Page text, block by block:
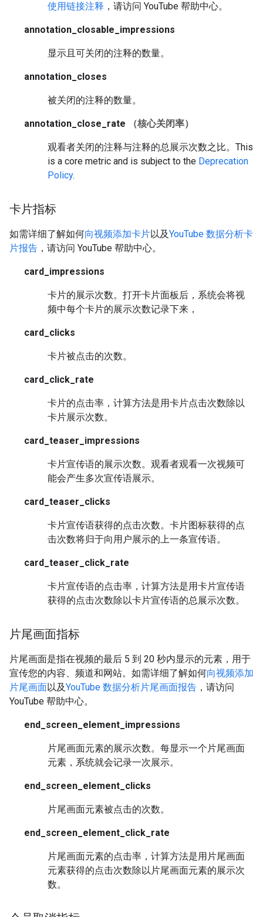
使用链接注释 ，请访问 YouTube 帮助中心。
annotation_closable_impressions
显示且可关闭的注释的数量。
annotation_closes
被关闭的注释的数量。
annotation_close_rate （核心关闭率）
观看者关闭的注释与注释的总展示次数之比。 This
is a core metric and is subject to the Deprecation
Policy.
卡片指标
如需详细了解如何向视频添加卡片以及YouTube 数据分析卡
片报告 ，请访问 YouTube 帮助中心。
card_impressions
卡片的展示次数。打开卡片面板后，系统会将视
频中每个卡片的展示次数记录下来，
card_clicks
卡片被点击的次数。
card_click_rate
卡片的点击率，计算方法是用卡片点击次数除以
卡片展示次数。
card_teaser_impressions
卡片宣传语的展示次数。观看者观看一次视频可
能会产生多次宣传语展示。
card_teaser_clicks
卡片宣传语获得的点击次数。卡片图标获得的点
击次数将归于向用户展示的上一条宣传语。
card_teaser_click_rate
卡片宣传语的点击率，计算方法是用卡片宣传语
获得的点击次数除以卡片宣传语的总展示次数。
片尾画面指标
片尾画面是指在视频的最后 5 到 20 秒内显示的元素，用于
宣传您的内容、频道和网站。如需详细了解如何向视频添加
片尾画面以及YouTube 数据分析片尾画面报告 ，请访问
YouTube 帮助中心。
end_screen_element_impressions
片尾画面元素的展示次数。每显示一个片尾画面
元素，系统就会记录一次展示。
end_screen_element_clicks
片尾画面元素被点击的次数。
end_screen_element_click_rate
片尾画面元素的点击率，计算方法是用片尾画面
元素获得的点击次数除以片尾画面元素的展示次
数。